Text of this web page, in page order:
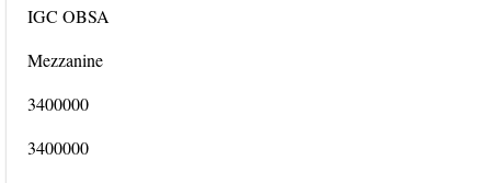
IGC OBSA
Mezzanine
3400000
3400000